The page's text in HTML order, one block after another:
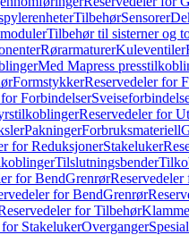
TilbehørSensorer
Tilbehør til sisterner og
RørarmaturerKuleventiler
Med Mapress
FormstykkerReservedeler for
Forbindelser
Reservedeler for
PakningerForbruksmateriell
for ReduksjonerStakeluker
Tilslutningsbender
for BendGrenrør
for BendGrenrør
for Tilbehør
StakelukerOverganger